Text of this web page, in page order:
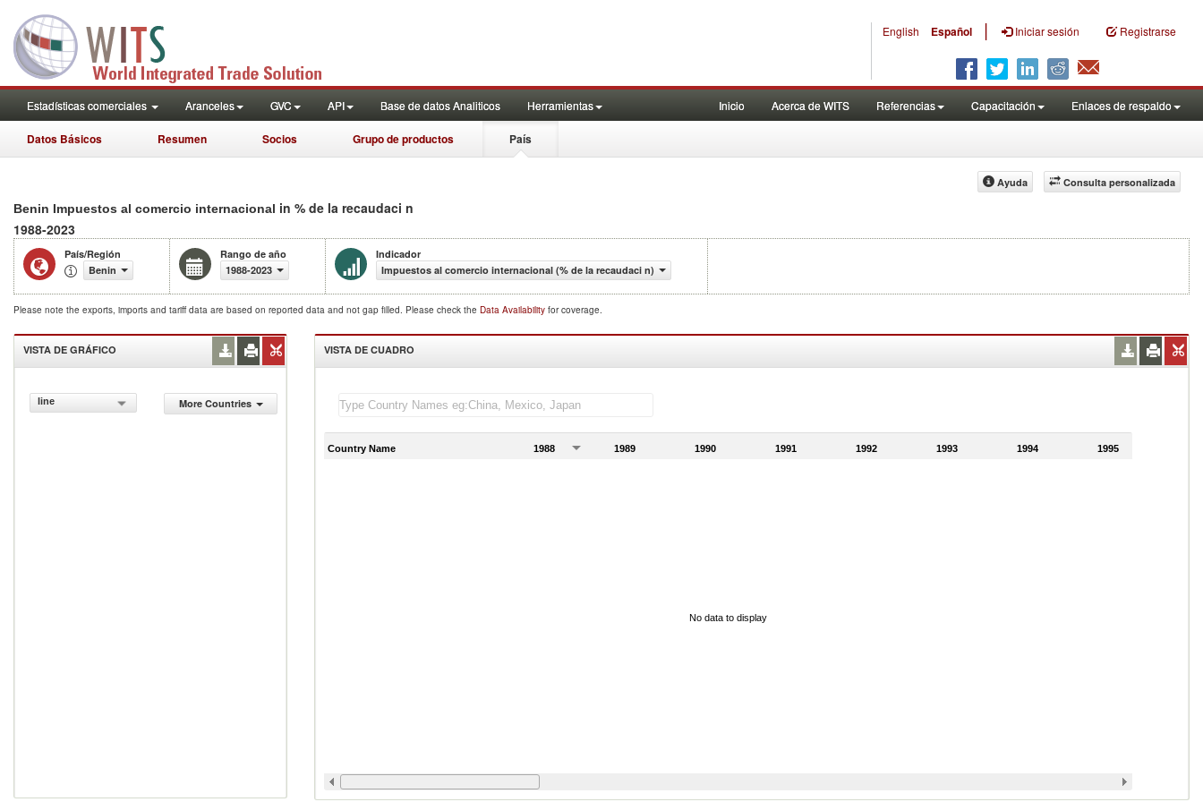
English Español | Iniciar sesión Registrarse
Estadísticas comerciales Aranceles GVC API Base de datos Analiticos Herramientas Inicio Acerca de WITS Referencias Capacitación Enlaces de respaldo
Datos Básicos Resumen Socios Grupo de productos País
Consulta personalizada
Ayuda
Benin Impuestos al comercio internacional in % de la recaudaci n
1988-2023
País/Región
Benin
Rango de año
1988-2023
Indicador
Impuestos al comercio internacional (% de la recaudaci n)
Please note the exports, imports and tariff data are based on reported data and not gap filled. Please check the Data Availability for coverage.
VISTA DE GRÁFICO
line More Countries
VISTA DE CUADRO
Country Name 1988 1989 1990 1991 1992 1993 1994 1995
No data to display